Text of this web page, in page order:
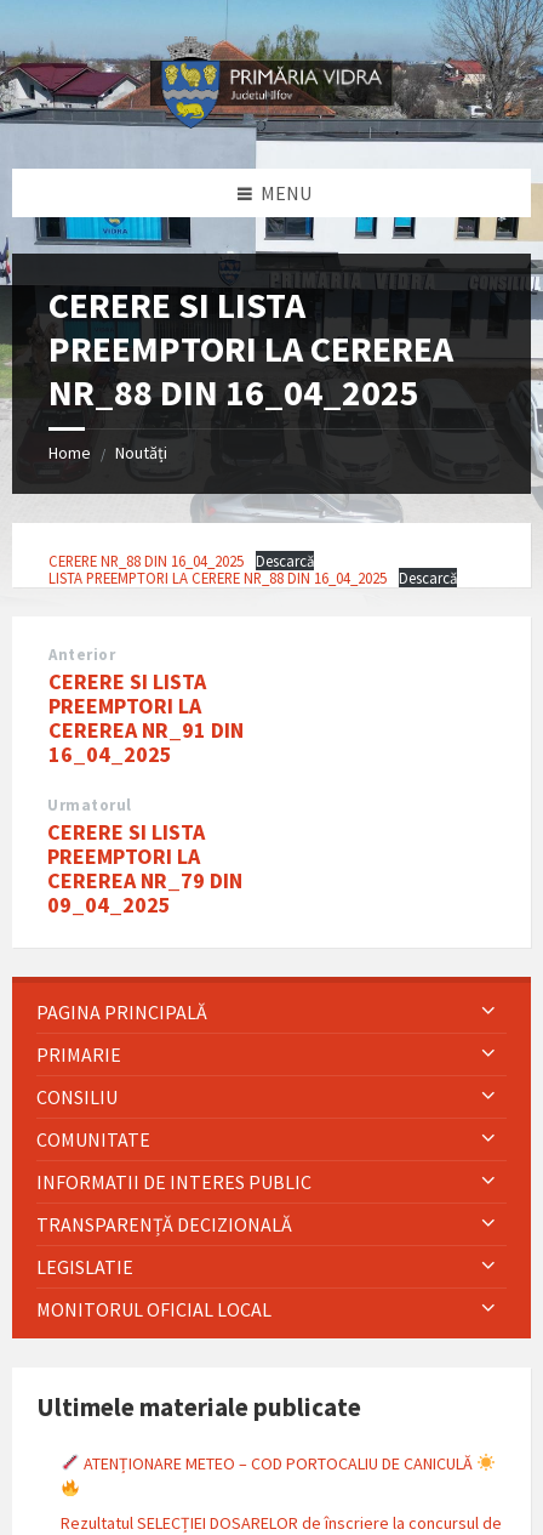
content
left
sidebar
right
sidebar
footer
MENU
CERERE SI LISTA
PREEMPTORI LA CEREREA
NR_88 DIN 16_04_2025
Home / Noutăți
CERERE NR_88 DIN 16_04_2025
Descarcă
LISTA PREEMPTORI LA CERERE NR_88 DIN 16_04_2025
Descarcă
Anterior
CERERE SI LISTA
PREEMPTORI LA
CEREREA NR_91 DIN
16_04_2025
Urmatorul
CERERE SI LISTA
PREEMPTORI LA
CEREREA NR_79 DIN
09_04_2025
PAGINA PRINCIPALĂ
PRIMARIE
CONSILIU
COMUNITATE
INFORMATII DE INTERES PUBLIC
TRANSPARENȚĂ DECIZIONALĂ
LEGISLATIE
MONITORUL OFICIAL LOCAL
Ultimele materiale publicate
ATENȚIONARE METEO – COD PORTOCALIU DE CANICULĂ
Rezultatul SELECȚIEI DOSARELOR de înscriere la concursul de